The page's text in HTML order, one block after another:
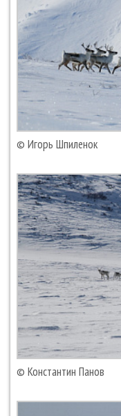
© Игорь Шпиленок
© Константин Панов